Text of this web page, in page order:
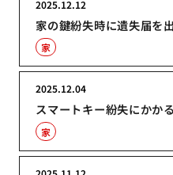
家の鍵紛失時に遺失届を
2025.12.12
家
スマートキー紛失にかか
2025.12.04
家